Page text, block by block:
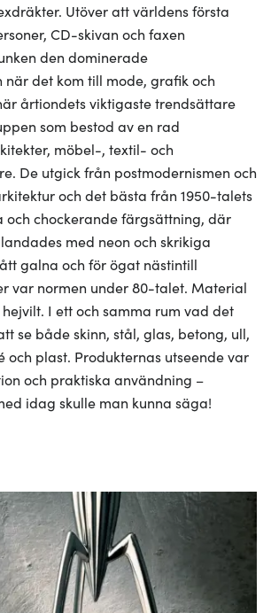
Utöver att världens första
CD-skivan och faxen
den dominerade
när det kom till mode, grafik och
årtiondets viktigaste trendsättare
som bestod av en rad
möbel-, textil- och
De utgick från postmodernismen och
och det bästa från 1950-talets
och chockerande färgsättning, där
med neon och skrikiga
galna och för ögat nästintill
var normen under 80-talet. Material
I ett och samma rum vad det
se både skinn, stål, glas, betong, ull,
och plast. Produkternas utseende var
och praktiska användning –
idag skulle man kunna säga!